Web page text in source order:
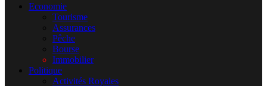
Economie
Tourisme
Assurances
Pêche
Bourse
Immobilier
Politique
Activités Royales